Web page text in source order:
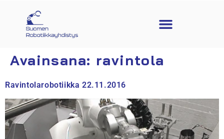
Avainsana: ravintola
Ravintolarobotiikka 22.11.2016